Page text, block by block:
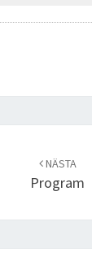
NÄSTA
Program